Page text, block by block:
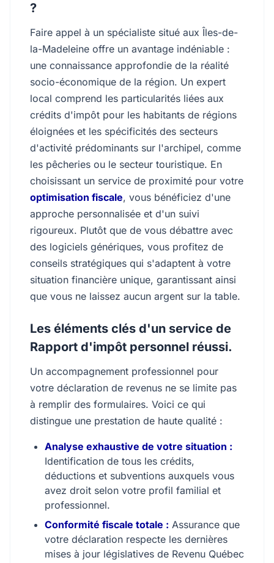
?
Faire appel à un spécialiste situé aux Îles-de-
la-Madeleine offre un avantage indéniable :
une connaissance approfondie de la réalité
socio-économique de la région. Un expert
local comprend les particularités liées aux
crédits d'impôt pour les habitants de régions
éloignées et les spécificités des secteurs
d'activité prédominants sur l'archipel, comme
les pêcheries ou le secteur touristique. En
choisissant un service de proximité pour votre
optimisation fiscale, vous bénéficiez d'une
approche personnalisée et d'un suivi
rigoureux. Plutôt que de vous débattre avec
des logiciels génériques, vous profitez de
conseils stratégiques qui s'adaptent à votre
situation financière unique, garantissant ainsi
que vous ne laissez aucun argent sur la table.
Les éléments clés d'un service de
Rapport d'impôt personnel réussi.
Un accompagnement professionnel pour
votre déclaration de revenus ne se limite pas
à remplir des formulaires. Voici ce qui
distingue une prestation de haute qualité :
Analyse exhaustive de votre situation :
Identification de tous les crédits,
déductions et subventions auxquels vous
avez droit selon votre profil familial et
professionnel.
Conformité fiscale totale : Assurance que
votre déclaration respecte les dernières
mises à jour législatives de Revenu Québec